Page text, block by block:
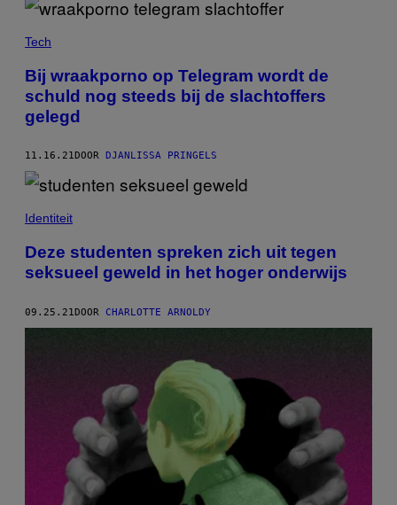
Tech
Bij wraakporno op Telegram wordt de
schuld nog steeds bij de slachtoffers
gelegd
11.16.21 DOOR DJANLISSA PRINGELS
Identiteit
Deze studenten spreken zich uit tegen
seksueel geweld in het hoger onderwijs
09.25.21DOOR CHARLOTTE ARNOLDY